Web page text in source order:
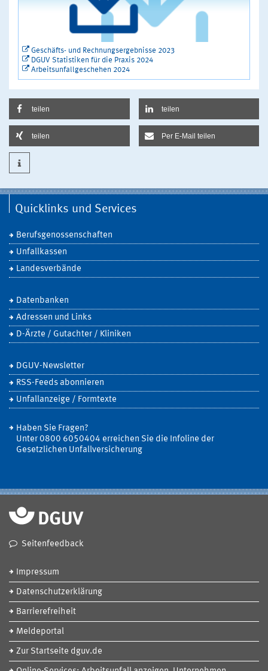
Geschäfts- und Rechnungsergebnisse 2023
DGUV Statistiken für die Praxis 2024
Arbeitsunfallgeschehen 2024
teilen teilen
teilen Per E-Mail teilen
Quicklinks und Services
Berufsgenossenschaften
Unfallkassen
Landesverbände
Datenbanken
Adressen und Links
D-Ärzte / Gutachter / Kliniken
DGUV-Newsletter
RSS-Feeds abonnieren
Unfallanzeige / Formtexte
Haben Sie Fragen?
Unter 0800 6050404 erreichen Sie die Infoline der
Gesetzlichen Unfallversicherung
Seitenfeedback
Impressum
Datenschutzerklärung
Barrierefreiheit
Meldeportal
Zur Startseite dguv.de